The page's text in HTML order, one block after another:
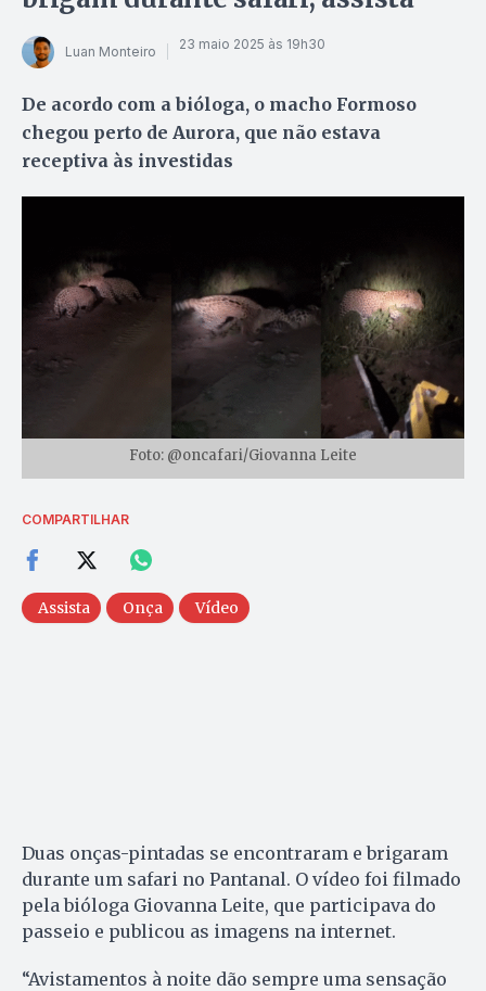
Luan Monteiro 23 maio 2025 às 19h30
De acordo com a bióloga, o macho Formoso
chegou perto de Aurora, que não estava
receptiva às investidas
Foto: @oncafari/Giovanna Leite
COMPARTILHAR
Assista Onça Vídeo
Duas onças-pintadas se encontraram e brigaram
durante um safari no Pantanal. O vídeo foi filmado
pela bióloga Giovanna Leite, que participava do
passeio e publicou as imagens na internet.
“Avistamentos à noite dão sempre uma sensação